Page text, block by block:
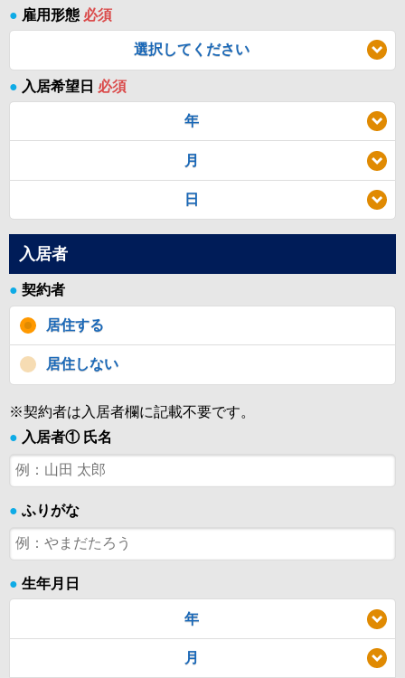
● 雇用形態 必須
選択してください
● 入居希望日 必須
年
月
日
入居者
● 契約者
居住する
居住しない
※契約者は入居者欄に記載不要です。
● 入居者① 氏名
● ふりがな
● 生年月日
年
月